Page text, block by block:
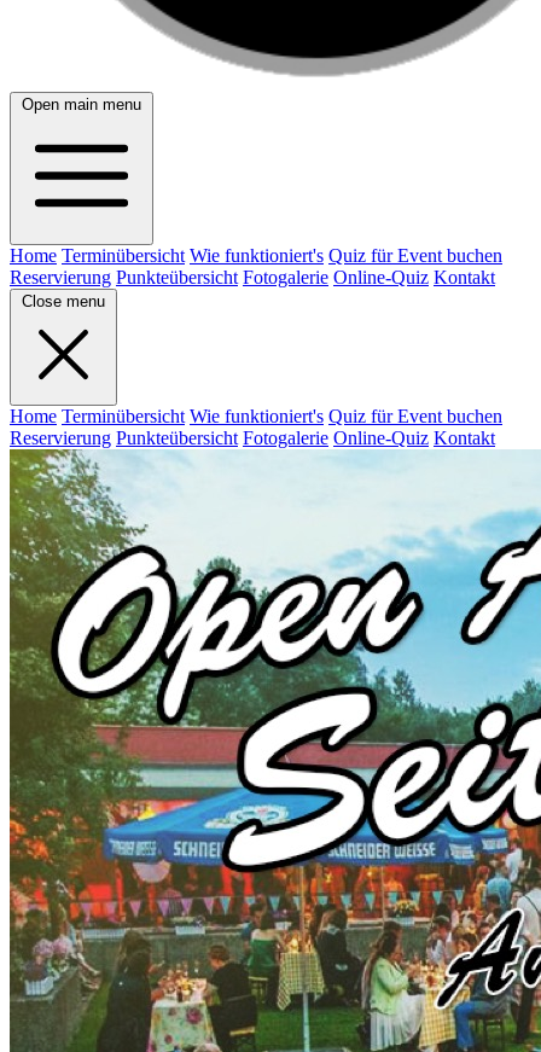
Open main menu
Home Terminübersicht Wie funktioniert's Quiz für Event buchen
Reservierung Punkteübersicht Fotogalerie Online-Quiz Kontakt
Close menu
Home Terminübersicht Wie funktioniert's Quiz für Event buchen
Reservierung Punkteübersicht Fotogalerie Online-Quiz Kontakt